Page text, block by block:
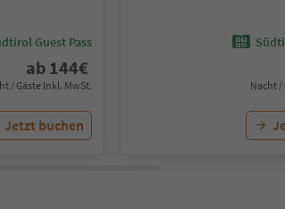
Guest Pass
ab 144€
/ Gäste Inkl. MwSt.
Jetzt buchen
Nacht /